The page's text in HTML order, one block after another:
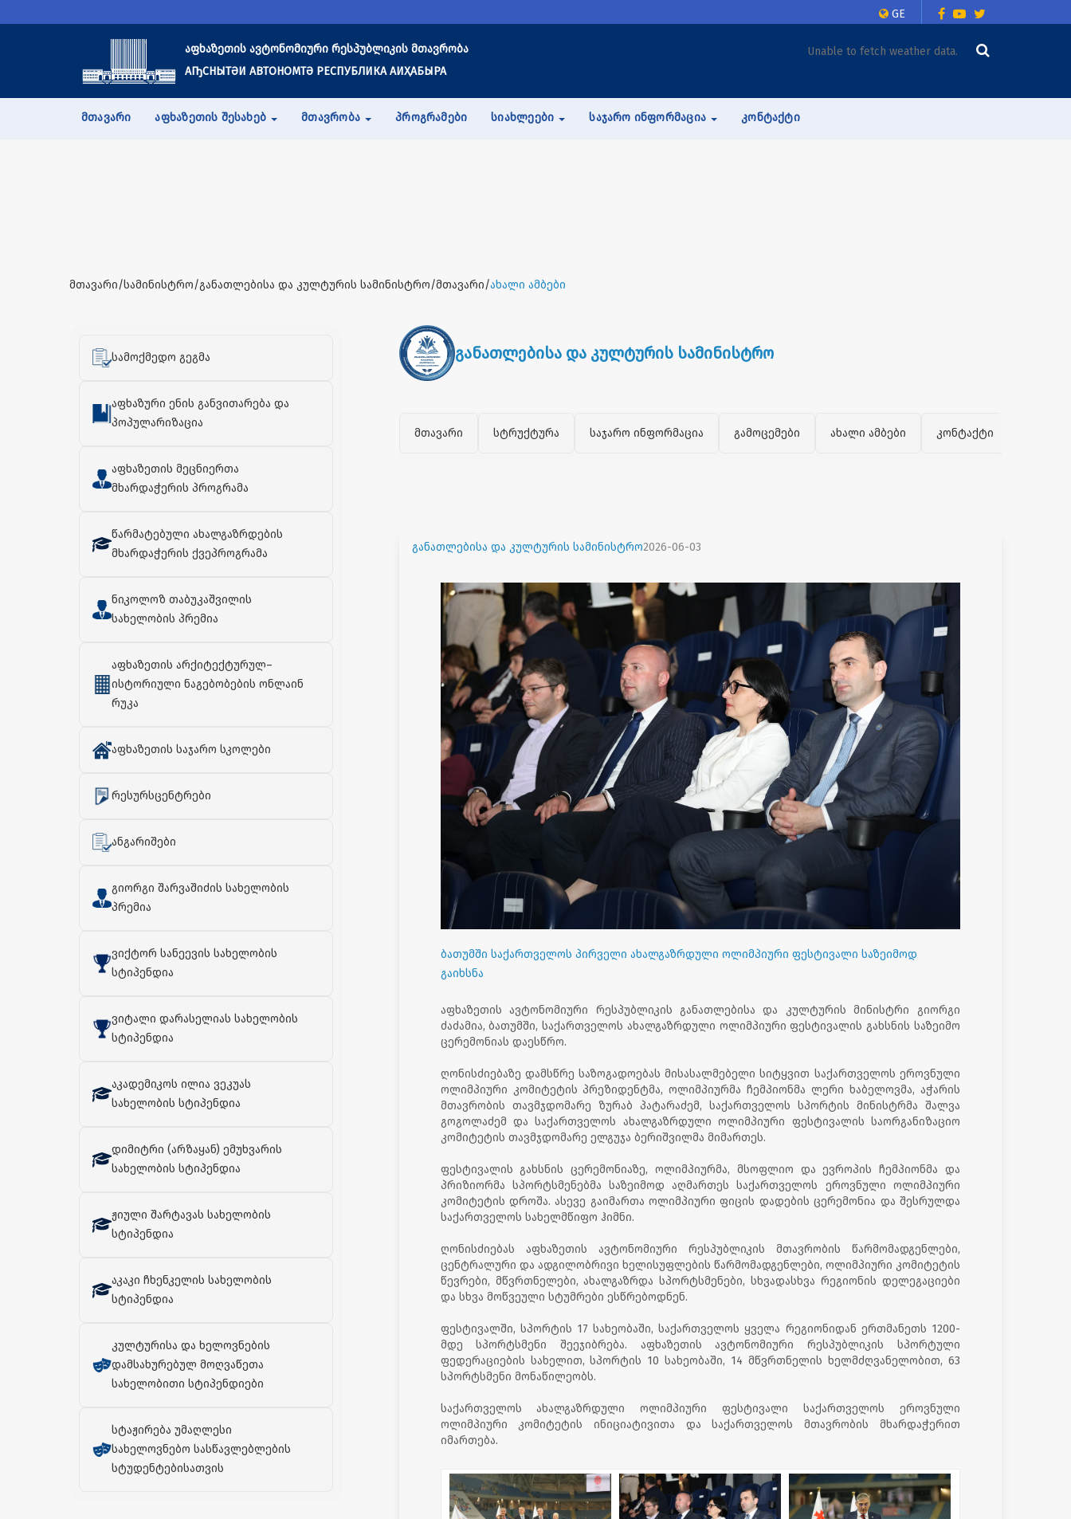
GE
აფხაზეთის ავტონომიური რესპუბლიკის მთავრობა
АҦСНЫТӘИ АВТОНОМТӘ РЕСПУБЛИКА АИҲАБЫРА
Unable to fetch weather data.
ᲛᲗᲐᲕᲐᲠᲘ ᲐᲤᲮᲐᲖᲔᲗᲘᲡ ᲨᲔᲡᲐᲮᲔᲑ ᲛᲗᲐᲕᲠᲝᲑᲐ ᲞᲠᲝᲒᲠᲐᲛᲔᲑᲘ ᲡᲘᲐᲮᲚᲔᲔᲑᲘ ᲡᲐᲯᲐᲠᲝ ᲘᲜᲤᲝᲠᲛᲐᲪᲘᲐ ᲙᲝᲜᲢᲐᲥᲢᲘ
მთავარი/სამინისტრო/განათლებისა და კულტურის სამინისტრო/მთავარი/ახალი ამბები
სამოქმედო გეგმა
აფხაზური ენის განვითარება და
პოპულარიზაცია
აფხაზეთის მეცნიერთა
მხარდაჭერის პროგრამა
წარმატებული ახალგაზრდების
მხარდაჭერის ქვეპროგრამა
ნიკოლოზ თაბუკაშვილის
სახელობის პრემია
აფხაზეთის არქიტექტურულ–
ისტორიული ნაგებობების ონლაინ
რუკა
აფხაზეთის საჯარო სკოლები
რესურსცენტრები
ანგარიშები
გიორგი შარვაშიძის სახელობის
პრემია
ვიქტორ სანეევის სახელობის
სტიპენდია
ვიტალი დარასელიას სახელობის
სტიპენდია
აკადემიკოს ილია ვეკუას
სახელობის სტიპენდია
დიმიტრი (არზაყან) ემუხვარის
სახელობის სტიპენდია
ჟიული შარტავას სახელობის
სტიპენდია
აკაკი ჩხენკელის სახელობის
სტიპენდია
კულტურისა და ხელოვნების
დამსახურებულ მოღვაწეთა
სახელობითი სტიპენდიები
სტაჟირება უმაღლესი
სახელოვნებო სასწავლებლების
სტუდენტებისათვის
განათლებისა და კულტურის სამინისტრო
მთავარი სტრუქტურა საჯარო ინფორმაცია გამოცემები ახალი ამბები კონტაქტი
განათლებისა და კულტურის სამინისტრო2026-06-03
ბათუმში საქართველოს პირველი ახალგაზრდული ოლიმპიური ფესტივალი საზეიმოდ
გაიხსნა
აფხაზეთის ავტონომიური რესპუბლიკის განათლებისა და კულტურის მინისტრი გიორგი
ძაძამია, ბათუმში, საქართველოს ახალგაზრდული ოლიმპიური ფესტივალის გახსნის საზეიმო
ცერემონიას დაესწრო.
ღონისძიებაზე დამსწრე საზოგადოებას მისასალმებელი სიტყვით საქართველოს ეროვნული
ოლიმპიური კომიტეტის პრეზიდენტმა, ოლიმპიურმა ჩემპიონმა ლერი ხაბელოვმა, აჭარის
მთავრობის თავმჯდომარე ზურაბ პატარაძემ, საქართველოს სპორტის მინისტრმა შალვა
გოგოლაძემ და საქართველოს ახალგაზრდული ოლიმპიური ფესტივალის საორგანიზაციო
კომიტეტის თავმჯდომარე ელგუჯა ბერიშვილმა მიმართეს.
ფესტივალის გახსნის ცერემონიაზე, ოლიმპიურმა, მსოფლიო და ევროპის ჩემპიონმა და
პრიზიორმა სპორტსმენებმა საზეიმოდ აღმართეს საქართველოს ეროვნული ოლიმპიური
კომიტეტის დროშა. ასევე გაიმართა ოლიმპიური ფიცის დადების ცერემონია და შესრულდა
საქართველოს სახელმწიფო ჰიმნი.
ღონისძიებას აფხაზეთის ავტონომიური რესპუბლიკის მთავრობის წარმომადგენლები,
ცენტრალური და ადგილობრივი ხელისუფლების წარმომადგენლები, ოლიმპიური კომიტეტის
წევრები, მწვრთნელები, ახალგაზრდა სპორტსმენები, სხვადასხვა რეგიონის დელეგაციები
და სხვა მოწვეული სტუმრები ესწრებოდნენ.
ფესტივალში, სპორტის 17 სახეობაში, საქართველოს ყველა რეგიონიდან ერთმანეთს 1200-
მდე სპორტსმენი შეეჯიბრება. აფხაზეთის ავტონომიური რესპუბლიკის სპორტული
ფედერაციების სახელით, სპორტის 10 სახეობაში, 14 მწვრთნელის ხელმძღვანელობით, 63
სპორტსმენი მონაწილეობს.
საქართველოს ახალგაზრდული ოლიმპიური ფესტივალი საქართველოს ეროვნული
ოლიმპიური კომიტეტის ინიციატივითა და საქართველოს მთავრობის მხარდაჭერით
იმართება.